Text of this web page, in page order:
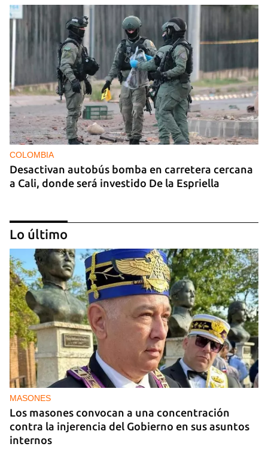
COLOMBIA
Desactivan autobús bomba en carretera cercana
a Cali, donde será investido De la Espriella
MIAMI
La hija de un diplomático castrista expulsado de
EE UU en 2003 está bajo custodia del ICE
Lo último
MASONES
Los masones convocan a una concentración
contra la injerencia del Gobierno en sus asuntos
internos